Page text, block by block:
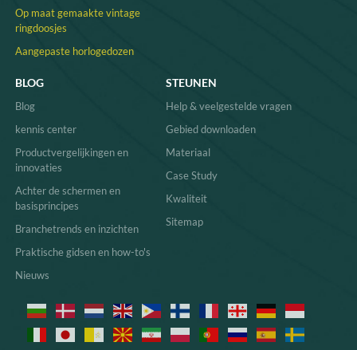
Op maat gemaakte vintage
ringdoosjes
Aangepaste horlogedozen
BLOG
Blog
kennis center
Productvergelijkingen en
innovaties
Achter de schermen en
basisprincipes
Branchetrends en inzichten
Praktische gidsen en how-to's
Nieuws
STEUNEN
Help & veelgestelde vragen
Gebied downloaden
Materiaal
Case Study
Kwaliteit
Sitemap